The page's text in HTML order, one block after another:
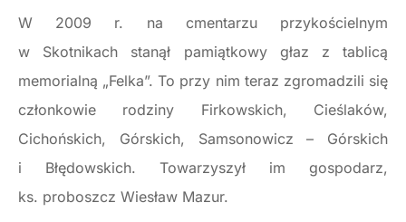
W 2009 r. na cmentarzu przykościelnym
w Skotnikach stanął pamiątkowy głaz z tablicą
memorialną „Felka”. To przy nim teraz zgromadzili się
członkowie rodziny Firkowskich, Cieślaków,
Cichońskich, Górskich, Samsonowicz – Górskich
i Błędowskich. Towarzyszył im gospodarz,
ks. proboszcz Wiesław Mazur.